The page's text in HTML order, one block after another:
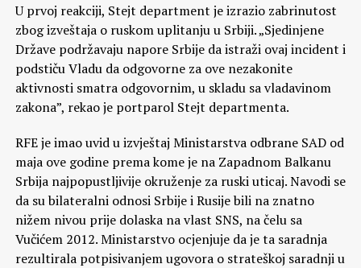
U prvoj reakciji, Stejt department je izrazio zabrinutost
zbog izveštaja o ruskom uplitanju u Srbiji. „Sjedinjene
Države podržavaju napore Srbije da istraži ovaj incident i
podstiču Vladu da odgovorne za ove nezakonite
aktivnosti smatra odgovornim, u skladu sa vladavinom
zakona”, rekao je portparol Stejt departmenta.
RFE je imao uvid u izvještaj Ministarstva odbrane SAD od
maja ove godine prema kome je na Zapadnom Balkanu
Srbija najpopustljivije okruženje za ruski uticaj. Navodi se
da su bilateralni odnosi Srbije i Rusije bili na znatno
nižem nivou prije dolaska na vlast SNS, na čelu sa
Vučićem 2012. Ministarstvo ocjenjuje da je ta saradnja
rezultirala potpisivanjem ugovora o strateškoj saradnji u